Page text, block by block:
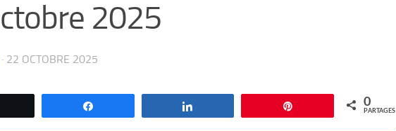
2025
· 22 OCTOBRE 2025
0
PARTAGES